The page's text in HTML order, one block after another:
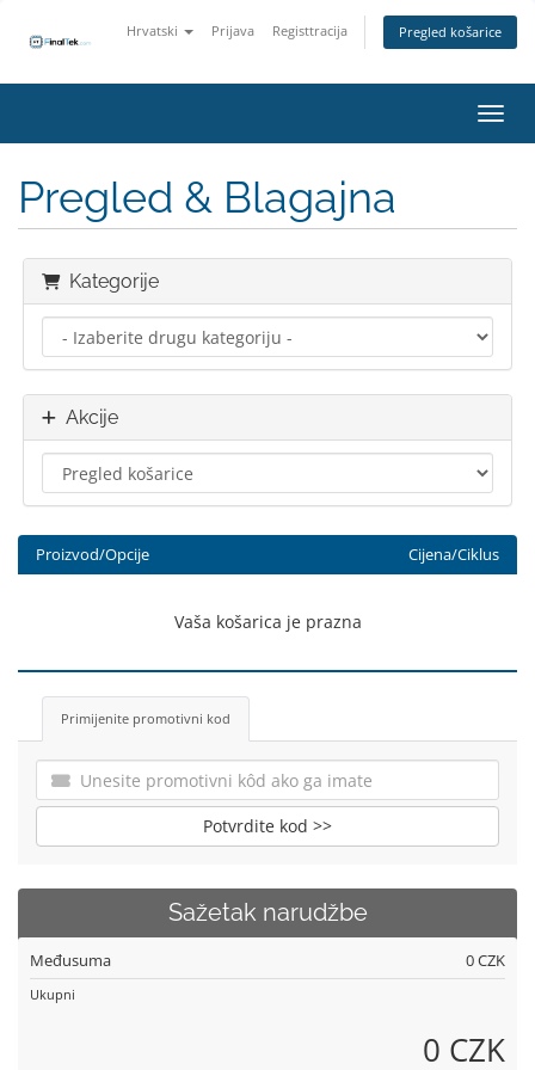
Hrvatski Prijava Registtracija Pregled košarice
Pregled & Blagajna
Kategorije
Akcije
Proizvod/Opcije Cijena/Ciklus
Vaša košarica je prazna
Primijenite promotivni kod
Potvrdite kod >>
Sažetak narudžbe
Međusuma 0 CZK
Ukupni
0 CZK